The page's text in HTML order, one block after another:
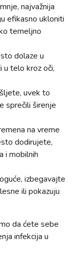
najvažnija
efikasno ukloniti
temeljno
dolaze u
u telo kroz oči,
uvek to
sprečili širenje
na vreme
dodirujete,
i mobilnih
izbegavajte
ili pokazuju
da ćete sebe
infekcija u